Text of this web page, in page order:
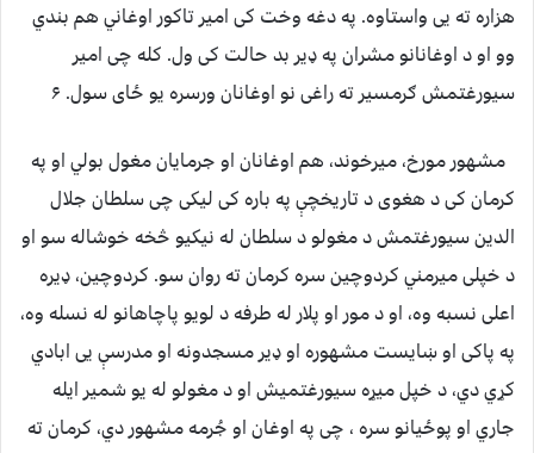
هزاره ته یی واستاوه. په دغه وخت کی امیر تاکور اوغاني هم بندي
وو او د اوغانانو مشران په ډیر بد حالت کی ول. کله چی امیر
سیورغتمش ګرمسیر ته راغی نو اوغانان ورسره یو ځای سول. ۶
مشهور مورخ، میرخوند، هم اوغانان او جرمایان مغول بولي او په
کرمان کی د هغوی د تاریخچې په باره کی لیکی چی سلطان جلال
الدین سیورغتمش د مغولو د سلطان له نیکیو څخه خوشاله سو او
د خپلی میرمني کردوچین سره کرمان ته روان سو. کردوچین، ډیره
اعلی نسبه وه، او د مور او پلار له طرفه د لویو پاچاهانو له نسله وه،
په پاکی او ښایست مشهوره او ډیر مسجدونه او مدرسې یی ابادي
کړي دي، د خپل میړه سیورغتمیش او د مغولو له یو شمیر ایله
جاري او پوځیانو سره ، چی په اوغان او جُرمه مشهور دي، کرمان ته